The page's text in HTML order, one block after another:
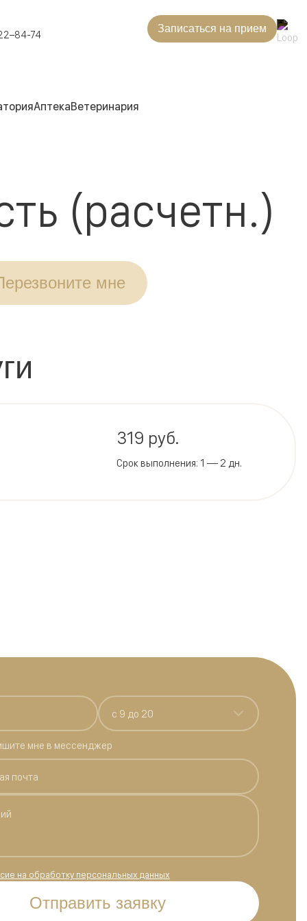
74 Записаться на прием
АптекаВетеринария
(расчетн.)
мне
319 руб.
Срок выполнения: 1 — 2 дн.
c 9 до 20
мне в мессенджер
на обработку персональных данных
Отправить заявку